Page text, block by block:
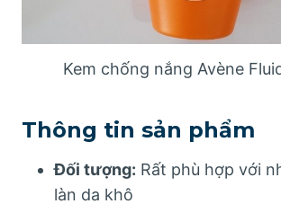
Kem chống nắng Avène
Thông tin sản phẩm
Đối tượng: Rất phù hợp với
làn da khô